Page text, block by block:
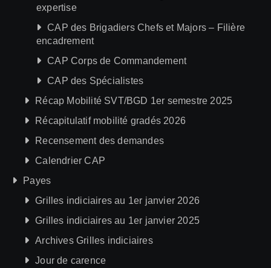
expertise
CAP des Brigadiers Chefs et Majors – Filière
encadrement
CAP Corps de Commandement
CAP des Spécialistes
Récap Mobilité SVT/BGD 1er semestre 2025
Récapitulatif mobilité gradés 2026
Recensement des demandes
Calendrier CAP
Payes
Grilles indiciaires au 1er janvier 2026
Grilles indiciaires au 1er janvier 2025
Archives Grilles indiciaires
Jour de carence